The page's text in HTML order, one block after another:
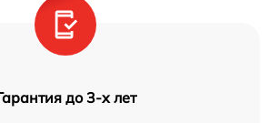
до 3-х лет